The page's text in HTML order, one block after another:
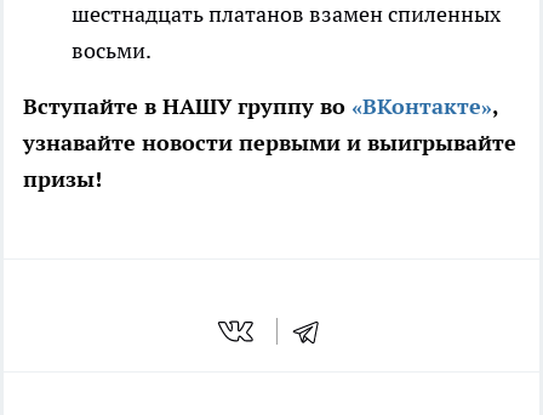
шестнадцать платанов взамен спиленных
восьми.
Вступайте в НАШУ группу во «ВКонтакте»,
узнавайте новости первыми и выигрывайте
призы!